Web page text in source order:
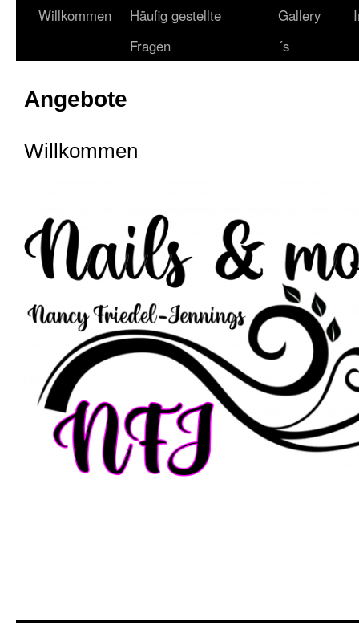
Willkommen
Häufig gestellte
Fragen
Gallery
´s
Angebote
Willkommen